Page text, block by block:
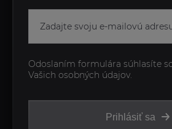
Prihlásiť sa
Odoslaním formulára súhlasíte
Vašich osobných údajov.